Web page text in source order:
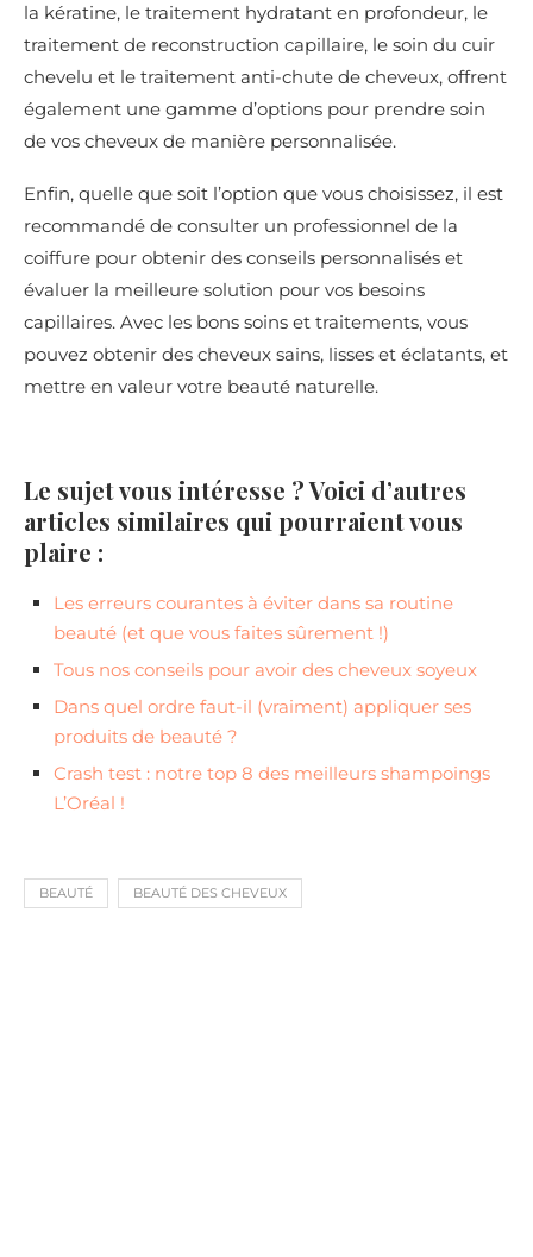
la kératine, le traitement hydratant en profondeur, le
traitement de reconstruction capillaire, le soin du cuir
chevelu et le traitement anti-chute de cheveux, offrent
également une gamme d’options pour prendre soin
de vos cheveux de manière personnalisée.
Enfin, quelle que soit l’option que vous choisissez, il est
recommandé de consulter un professionnel de la
coiffure pour obtenir des conseils personnalisés et
évaluer la meilleure solution pour vos besoins
capillaires. Avec les bons soins et traitements, vous
pouvez obtenir des cheveux sains, lisses et éclatants, et
mettre en valeur votre beauté naturelle.
Le sujet vous intéresse ? Voici d’autres
articles similaires qui pourraient vous
plaire :
Les erreurs courantes à éviter dans sa routine
beauté (et que vous faites sûrement !)
Tous nos conseils pour avoir des cheveux soyeux
Dans quel ordre faut-il (vraiment) appliquer ses
produits de beauté ?
Crash test : notre top 8 des meilleurs shampoings
L’Oréal !
BEAUTÉ BEAUTÉ DES CHEVEUX